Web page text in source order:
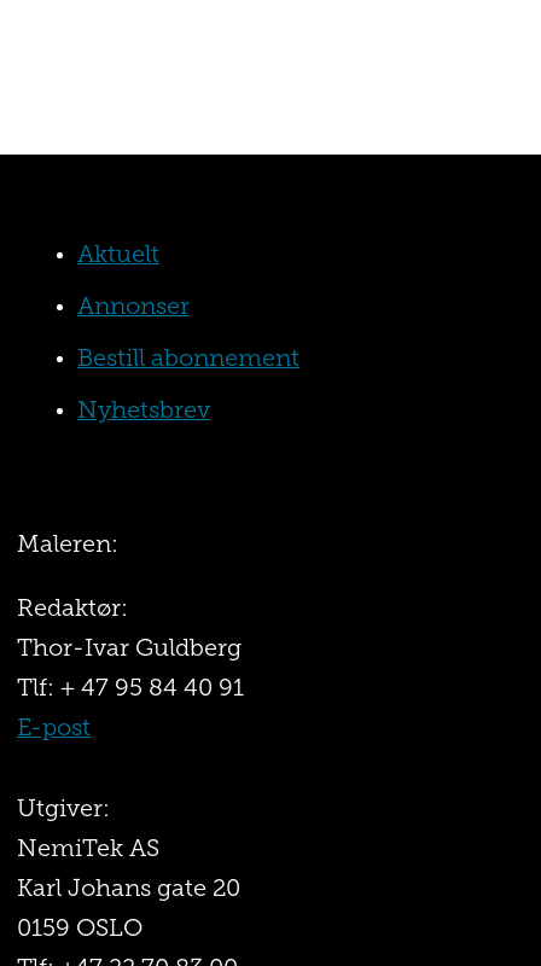
Aktuelt
Annonser
Bestill abonnement
Nyhetsbrev
Maleren:
Redaktør:
Thor-Ivar Guldberg
Tlf: + 47 95 84 40 91
E-post
Utgiver:
NemiTek AS
Karl Johans gate 20
0159 OSLO